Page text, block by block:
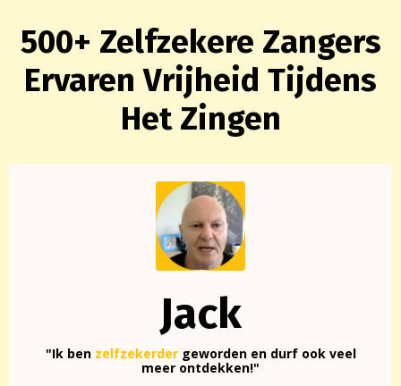
500+ Zelfzekere Zangers
Ervaren Vrijheid Tijdens
Het Zingen
Jack
"Ik ben zelfzekerdergeworden en durf ook veel
meer ontdekken!"